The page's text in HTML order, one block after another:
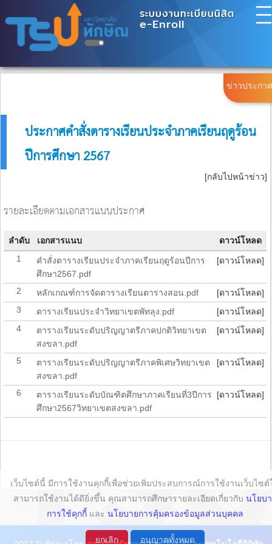
ระบบงานทะเบียนนิสิต
e-Enroll
ข่าวประกาศ
Announcements
ปฏิทินการศึกษา
Activity Calendar
รายวิชาที่เปิดสอน
Available Courses
วีดิทัศน์แนะนำการใช้งานระบบ
ทะเบียนนิสิต สำหรับนิสิต
How to use TSU Registration
System
คู่มือนิสิต-หลักสูตรและแผนการ
เรียน
Student’s Manual
สืบค้นรายวิชาเทียบโอน
Course Transfer Directory
ระบบตรวจสอบพันธะนิสิต
แบบฟอร์มคำร้อง
Request Form
ตัวอย่างชุดครุย
Graduation Cap and Gown
ข่าวประกา
ประกาศคำสั่งตารางเรียนประจำภาคเรียนฤดูร้อน
ปีการศึกษา 2567
[กลับไปหน้าข่าว]
รายละเอียดตามเอกสารแนนประกาศ
ลำดับ เอกสารแนบ
ดาวน์โหลด
1
คำสั่งตารางเรียนประจำภาคเรียนฤดูร้อนปีการ
ศึกษา2567.pdf
[ดาวน์โหลด]
2 หลักเกณฑ์การจัดตารางเรียนตารางสอน.pdf
[ดาวน์โหลด]
3
ตารางเรียนประจำวิทยาเขตพัทลุง.pdf
[ดาวน์โหลด]
4
ตารางเรียนระดับปริญญาตรีภาคปกติวิทยาเขต
สงขลา.pdf
[ดาวน์โหลด]
5
ตารางเรียนระดับปริญญาตรีภาคพิเศษวิทยาเขต
สงขลา.pdf
[ดาวน์โหลด]
6
ตารางเรียนระดับบัณฑิตศึกษาภาคเรียนที่3ปีการ
ศึกษา2567วิทยาเขตสงขลา.pdf
[ดาวน์โหลด]
เว็บไซต์นี้ มีการใช้งานคุกกี้เพื่อช่วยเพิ่มประสบการณ์การใช้งานเว็บไซต์
สามารถใช้งานได้ดียิ่งขึ้น คุณสามารถศึกษารายละเอียดเกี่ยวกับ นโยบ
การใช้คุกกี้และ นโยบายการคุ้มครองข้อมูลส่วนบุคคล
ยกเลิก อนุญาตทั้งหมด